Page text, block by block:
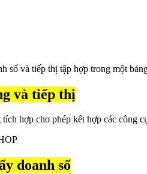
số và tiếp thị tập hợp trong một
và tiếp thị
hợp cho phép kết hợp các công
doanh số